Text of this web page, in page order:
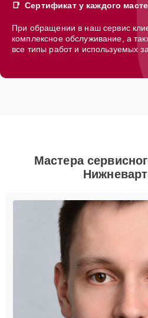
Сертификат у каждого
При обращении в наш сервис
комплексное обслуживание, а
все типы работ и используемых
Мастера